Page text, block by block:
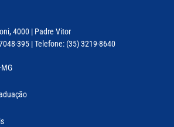
4000 | Padre Vitor
395 | Telefone: (35) 3219-8640